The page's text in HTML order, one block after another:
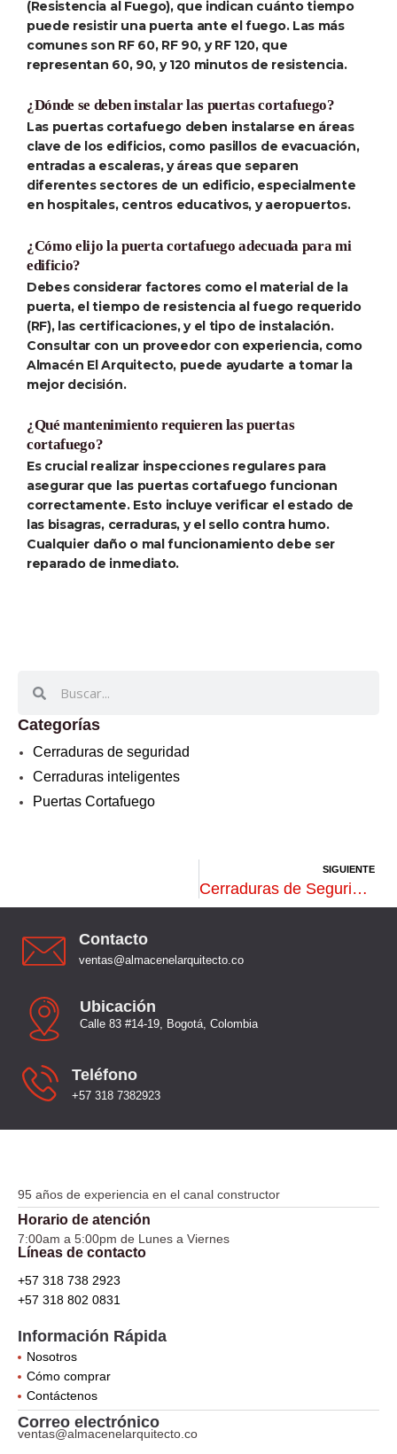
(Resistencia al Fuego), que indican cuánto tiempo
puede resistir una puerta ante el fuego. Las más
comunes son RF 60, RF 90, y RF 120, que
representan 60, 90, y 120 minutos de resistencia.
¿Dónde se deben instalar las puertas cortafuego?
Las puertas cortafuego deben instalarse en áreas
clave de los edificios, como pasillos de evacuación,
entradas a escaleras, y áreas que separen
diferentes sectores de un edificio, especialmente
en hospitales, centros educativos, y aeropuertos.
¿Cómo elijo la puerta cortafuego adecuada para mi
edificio?
Debes considerar factores como el material de la
puerta, el tiempo de resistencia al fuego requerido
(RF), las certificaciones, y el tipo de instalación.
Consultar con un proveedor con experiencia, como
Almacén El Arquitecto, puede ayudarte a tomar la
mejor decisión.
¿Qué mantenimiento requieren las puertas
cortafuego?
Es crucial realizar inspecciones regulares para
asegurar que las puertas cortafuego funcionan
correctamente. Esto incluye verificar el estado de
las bisagras, cerraduras, y el sello contra humo.
Cualquier daño o mal funcionamiento debe ser
reparado de inmediato.
Categorías
Cerraduras de seguridad
Cerraduras inteligentes
Puertas Cortafuego
SIGUIENTE
Cerraduras de Seguridad: Protege tu Hogar con Máxima Confianza
Contacto
ventas@almacenelarquitecto.co
Ubicación
Calle 83 #14-19, Bogotá, Colombia
Teléfono
+57 318 7382923
95 años de experiencia en el canal constructor
Horario de atención
7:00am a 5:00pm de Lunes a Viernes
Líneas de contacto
+57 318 738 2923
+57 318 802 0831
Información Rápida
Nosotros
Cómo comprar
Contáctenos
Correo electrónico
ventas@almacenelarquitecto.co